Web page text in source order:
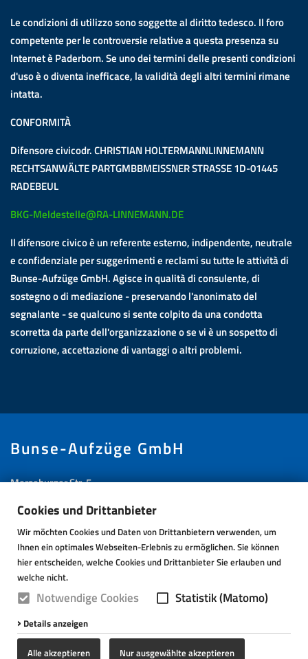
Cookies und Drittanbieter
Wir möchten Cookies und Daten von Drittanbietern verwenden, um
Ihnen ein optimales Webseiten-Erlebnis zu ermöglichen. Sie können
hier entscheiden, welche Cookies und Drittanbieter Sie erlauben und
welche nicht.
Notwendige Cookies Statistik (Matomo)
Details anzeigen
Alle akzeptieren Nur ausgewählte akzeptieren
Le condizioni di utilizzo sono soggette al diritto tedesco. Il foro
competente per le controversie relative a questa presenza su
Internet è Paderborn. Se uno dei termini delle presenti condizioni
d'uso è o diventa inefficace, la validità degli altri termini rimane
intatta.
CONFORMITÀ
Difensore civicodr. CHRISTIAN HOLTERMANNLINNEMANN
RECHTSANWÄLTE PARTGMBBMEISSNER STRASSE 1D-01445
RADEBEUL
BKG-Meldestelle@RA-LINNEMANN.DE
Il difensore civico è un referente esterno, indipendente, neutrale
e confidenziale per suggerimenti e reclami su tutte le attività di
Bunse-Aufzüge GmbH. Agisce in qualità di consulente, di
sostegno o di mediazione - preservando l'anonimato del
segnalante - se qualcuno si sente colpito da una condotta
scorretta da parte dell'organizzazione o se vi è un sospetto di
corruzione, accettazione di vantaggi o altri problemi.
Bunse-Aufzüge GmbH
Merseburger Str. 5
Deutschland
+49 (5251) 1733 0
bkg@lifts.de
Facebook
LinkedIn
Instagram